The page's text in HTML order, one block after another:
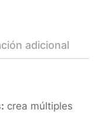
adicional
crea múltiples